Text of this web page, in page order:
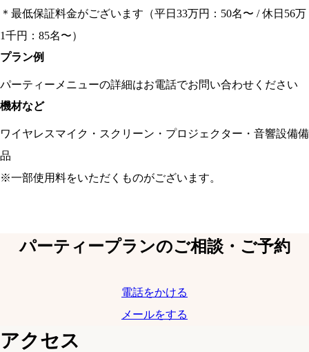
＊最低保証料金がございます（平日33万円：50名〜 / 休日56万
1千円：85名〜）
プラン例
パーティーメニューの詳細はお電話でお問い合わせください
機材など
ワイヤレスマイク・スクリーン・プロジェクター・音響設備備
品
※一部使用料をいただくものがございます。
パーティープランのご相談・ご予約
電話をかける
メールをする
アクセス